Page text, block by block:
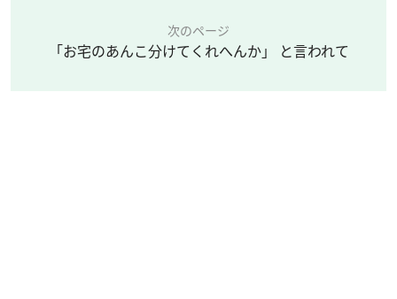
次のページ
「お宅のあんこ分けてくれへんか」 と言われて